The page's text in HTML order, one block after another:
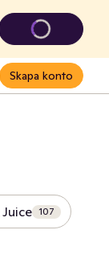
Skapa konto
107